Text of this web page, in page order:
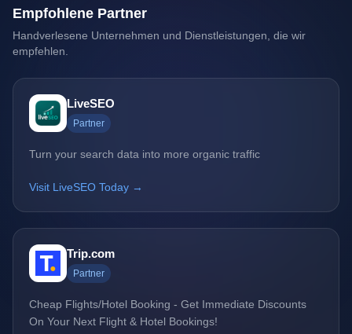
Empfohlene Partner
Handverlesene Unternehmen und Dienstleistungen, die wir
empfehlen.
LiveSEO
Partner
Turn your search data into more organic traffic
Visit LiveSEO Today →
Trip.com
Partner
Cheap Flights/Hotel Booking - Get Immediate Discounts
On Your Next Flight & Hotel Bookings!